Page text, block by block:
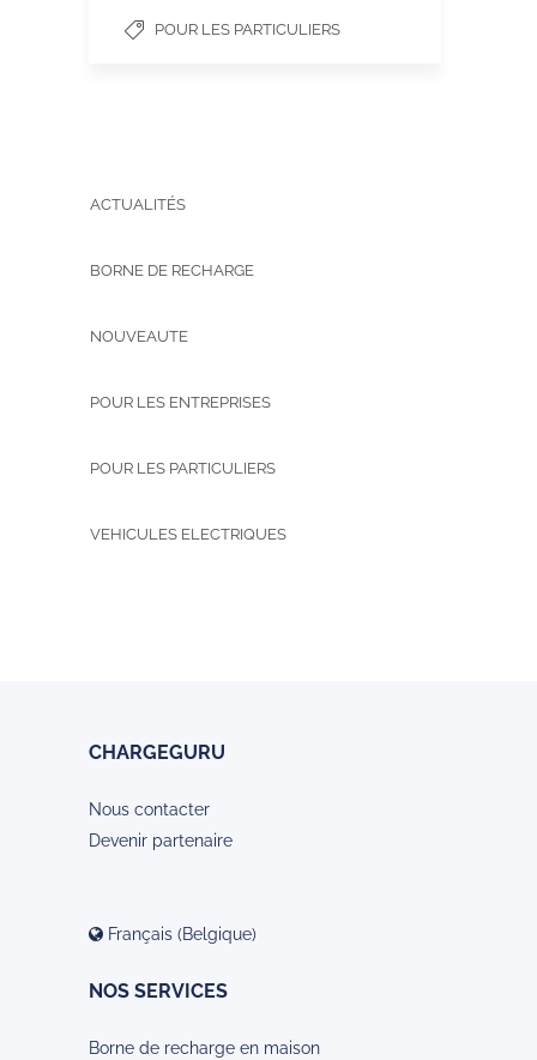
POUR LES PARTICULIERS
ACTUALITÉS
BORNE DE RECHARGE
NOUVEAUTE
POUR LES ENTREPRISES
POUR LES PARTICULIERS
VEHICULES ELECTRIQUES
CHARGEGURU
Nous contacter
Devenir partenaire
Français (Belgique)
NOS SERVICES
Borne de recharge en maison